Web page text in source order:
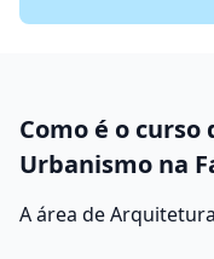
Como é o
Urbanismo na
A área de